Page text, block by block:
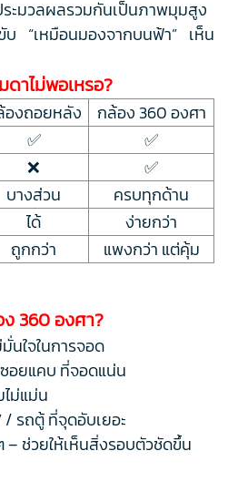
ะมวลผลรวมกันเป็นภาพมุมสูง
“เหมือนมองจากบนฟ้า” เห็น
าไม่พอเหรอ?
องถอยหลัง
กล้อง 360 องศา
✅
✅
❌
✅
บางส่วน
ครบทุกด้าน
ได้
ง่ายกว่า
ถูกกว่า แพงกว่า แต่คุ้ม
ง 360 องศา?
นใจในการจอด
อยแคบ ที่จอดแน่น
ม่แม่น
รถตู้ ที่จุดอับเยอะ
ช่วยให้เห็นสิ่งรอบตัวชัดขึ้น